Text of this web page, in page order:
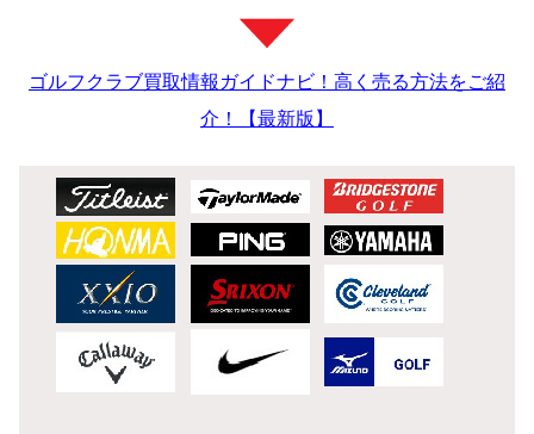
ゴルフクラブ買取情報ガイドナビ！高く売る方法をご紹
介！【最新版】